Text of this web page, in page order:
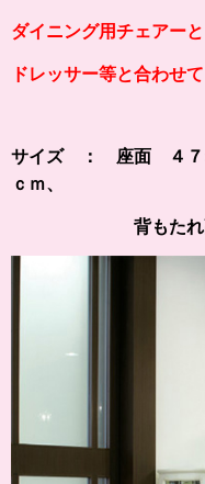
ダイニング用チェアー
ドレッサー等と合わせて
サイズ ： 座面 ４７×
ｃｍ、
背もたれ高さ